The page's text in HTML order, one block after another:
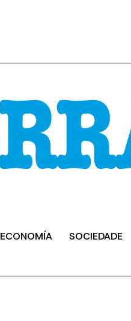
ECONOMÍA SOCIEDADE